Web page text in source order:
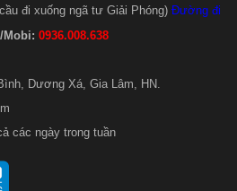
đi xuống ngã tư Giải Phóng) Đường đi
/Mobi: 0936.008.638
Dương Xá, Gia Lâm, HN.
các ngày trong tuần